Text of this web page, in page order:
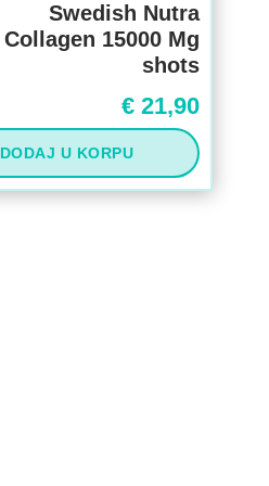
Swedish Nutra
Collagen 15000 Mg
shots
€21,90
DODAJ U KORPU